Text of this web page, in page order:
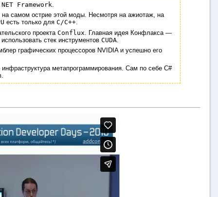
Framework
на самом острие этой моды. Несмотря на ажиотаж, на
есть только для C/C++.
проекта Conflux . Главная идея Конфлакса —
стек инструментов CUDA
графических процессоров NVIDIA и успешно его
метапрограммирования. Сам по себе C#